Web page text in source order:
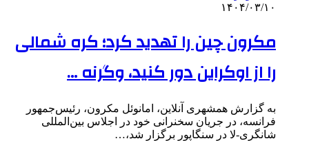
۱۴۰۴/۰۳/۱۰
مکرون چین را تهدید کرد؛ کره شمالی
را از اوکراین دور کنید، وگرنه …
به گزارش همشهری آنلاین، امانوئل مکرون، رئیس‌جمهور
فرانسه، در جریان سخنرانی خود در اجلاس بین‌المللی
شانگری-لا در سنگاپور برگزار شد،…